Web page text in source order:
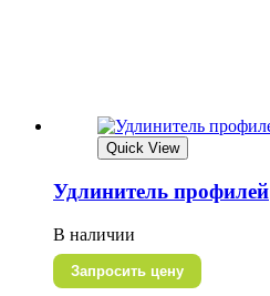
Quick View
Удлинитель профилей
В наличии
Запросить цену